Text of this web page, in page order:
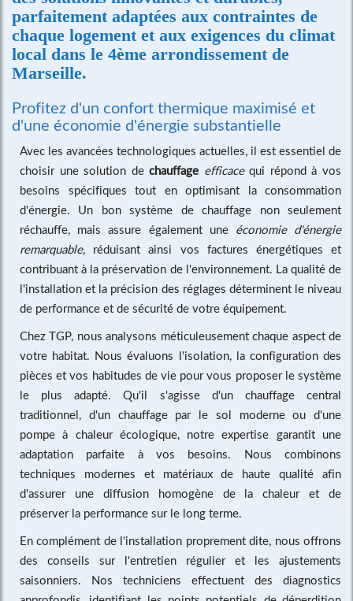
parfaitement adaptées aux contraintes de
chaque logement et aux exigences du climat
local dans le 4ème arrondissement de
Marseille.
Profitez d'un confort thermique maximisé et
d'une économie d'énergie substantielle
Avec les avancées technologiques actuelles, il est essentiel de
choisir une solution dechauffage efficacequi répond à vos
besoins spécifiques tout en optimisant la consommation
d'énergie. Un bon système de chauffage non seulement
réchauffe, mais assure également une économie d'énergie
remarquable, réduisant ainsi vos factures énergétiques et
contribuant à la préservation de l'environnement. La qualité de
l'installation et la précision des réglages déterminent le niveau
de performance et de sécurité de votre équipement.
Chez TGP, nous analysons méticuleusement chaque aspect de
votre habitat. Nous évaluons l'isolation, la configuration des
pièces et vos habitudes de vie pour vous proposer le système
le plus adapté. Qu'il s'agisse d'un chauffage central
traditionnel, d'un chauffage par le sol moderne ou d'une
pompe à chaleur écologique, notre expertise garantit une
adaptation parfaite à vos besoins. Nous combinons
techniques modernes et matériaux de haute qualité afin
d'assurer une diffusion homogène de la chaleur et de
préserver la performance sur le long terme.
En complément de l'installation proprement dite, nous offrons
des conseils sur l'entretien régulier et les ajustements
saisonniers. Nos techniciens effectuent des diagnostics